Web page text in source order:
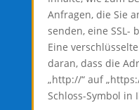
Anfragen, die Sie
senden, eine SSL-
Eine
daran, dass die
„http://“ auf
Schloss-Symbol in